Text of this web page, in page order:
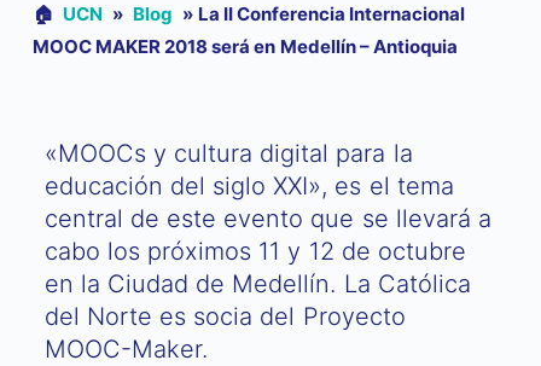
🏠︎ UCN » Blog » La II Conferencia Internacional
MOOC MAKER 2018 será en Medellín – Antioquia
«MOOCs y cultura digital para la
educación del siglo XXI», es el tema
central de este evento que se llevará a
cabo los próximos 11 y 12 de octubre
en la Ciudad de Medellín. La Católica
del Norte es socia del Proyecto
MOOC-Maker.